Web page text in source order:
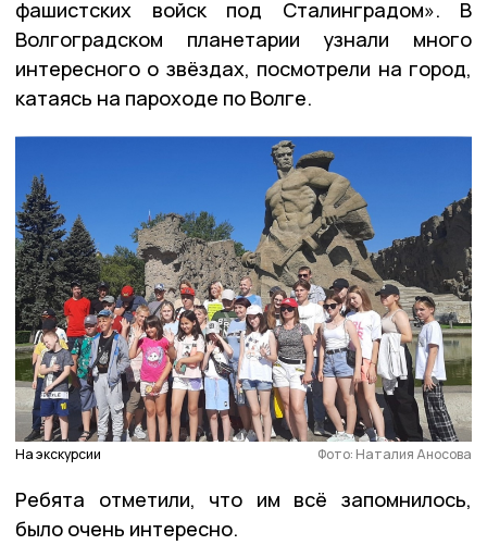
фашистских войск под Сталинградом». В
Волгоградском планетарии узнали много
интересного о звёздах, посмотрели на город,
катаясь на пароходе по Волге.
На экскурсии Фото: Наталия Аносова
Ребята отметили, что им всё запомнилось,
было очень интересно.